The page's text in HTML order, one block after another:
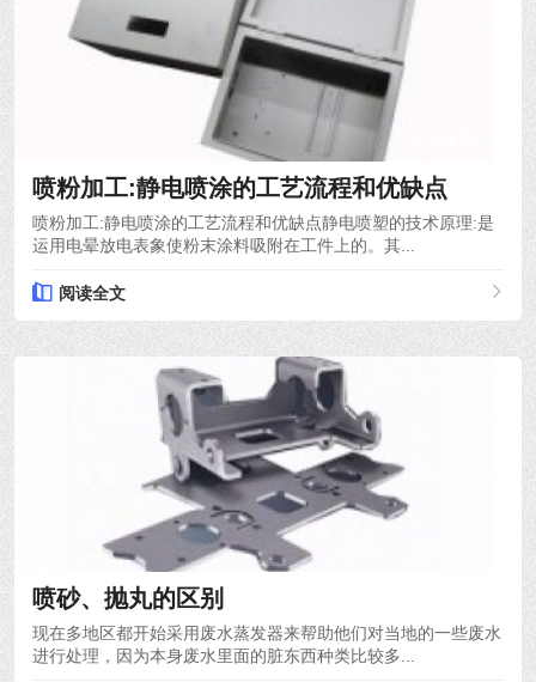
喷粉加工:静电喷涂的工艺流程和优缺点
喷粉加工:静电喷涂的工艺流程和优缺点静电喷塑的技术原理:是
运用电晕放电表象使粉末涂料吸附在工件上的。其...
阅读全文
喷砂、抛丸的区别
现在多地区都开始采用废水蒸发器来帮助他们对当地的一些废水
进行处理，因为本身废水里面的脏东西种类比较多...